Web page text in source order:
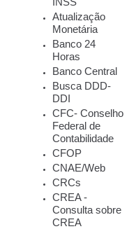
Atualização
Monetária
Banco 24
Horas
Banco Central
Busca DDD-
DDI
CFC- Conselho
Federal de
Contabilidade
CFOP
CNAE/Web
CRCs
CREA -
Consulta sobre
CREA